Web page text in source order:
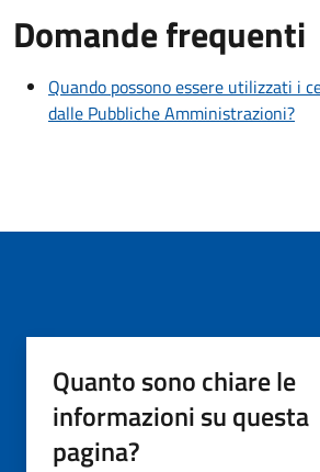
Domande frequenti
Quando possono essere utilizzati i
dalle Pubbliche Amministrazioni?
Quanto sono chiare le
informazioni su questa
pagina?